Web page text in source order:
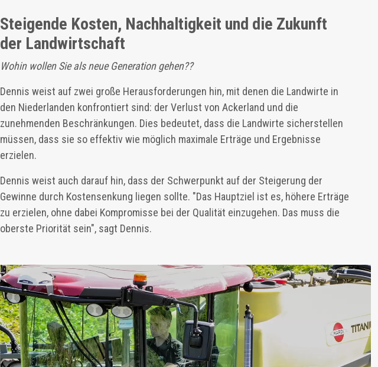
Steigende Kosten, Nachhaltigkeit und die Zukunft
der Landwirtschaft
Wohin wollen Sie als neue Generation gehen??
Dennis weist auf zwei große Herausforderungen hin, mit denen die Landwirte in
den Niederlanden konfrontiert sind: der Verlust von Ackerland und die
zunehmenden Beschränkungen. Dies bedeutet, dass die Landwirte sicherstellen
müssen, dass sie so effektiv wie möglich maximale Erträge und Ergebnisse
erzielen.
Dennis weist auch darauf hin, dass der Schwerpunkt auf der Steigerung der
Gewinne durch Kostensenkung liegen sollte. "Das Hauptziel ist es, höhere Erträge
zu erzielen, ohne dabei Kompromisse bei der Qualität einzugehen. Das muss die
oberste Priorität sein", sagt Dennis.